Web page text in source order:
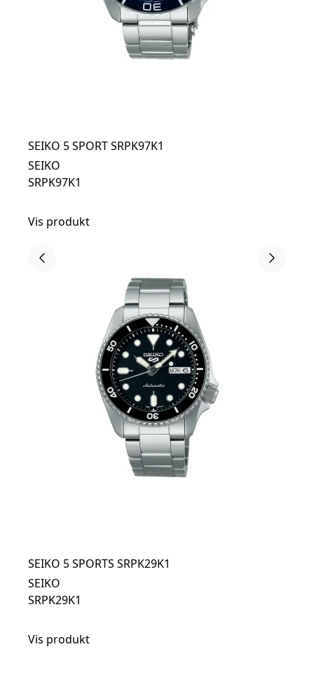
SEIKO 5 SPORT SRPK97K1
SEIKO
SRPK97K1
Vis produkt
SEIKO 5 SPORTS SRPK29K1
SEIKO
SRPK29K1
Vis produkt